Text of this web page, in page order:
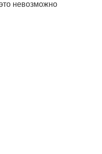
невозможно